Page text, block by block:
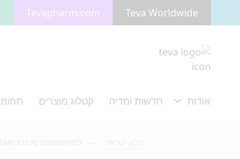
מעבר לתוכן המרכזי
Teva Worldwide
Tevapharm.com